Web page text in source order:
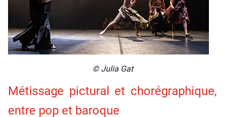
© Julia Gat
Métis­sage pic­tu­ral et cho­ré­gra­phique,
entre pop et baroque